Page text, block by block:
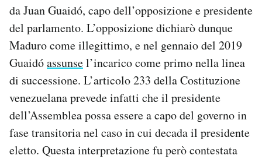
da Juan Guaidó, capo dell’opposizione e presidente
del parlamento. L’opposizione dichiarò dunque
Maduro come illegittimo, e nel gennaio del 2019
Guaidóassunsel’incarico come primo nella linea
di successione. L’articolo 233 della Costituzione
venezuelana prevede infatti che il presidente
dell’Assemblea possa essere a capo del governo in
fase transitoria nel caso in cui decada il presidente
eletto. Questa interpretazione fu però contestata